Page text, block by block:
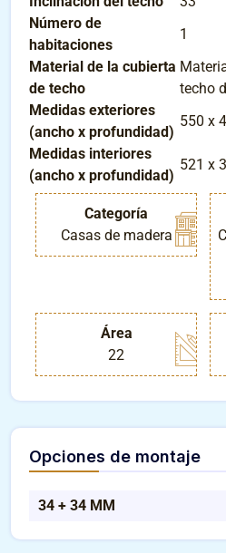
Número de
habitaciones
1
Material de la cubierta
de techo
techo
Medidas exteriores
(ancho x profundidad)
550 x
Medidas interiores
(ancho x profundidad)
521 x
Categoría
Casas de madera
Área
22
Opciones de montaje
34 + 34 MM